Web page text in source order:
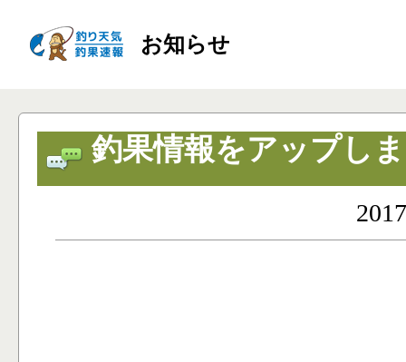
お知らせ
釣果情報をアップし